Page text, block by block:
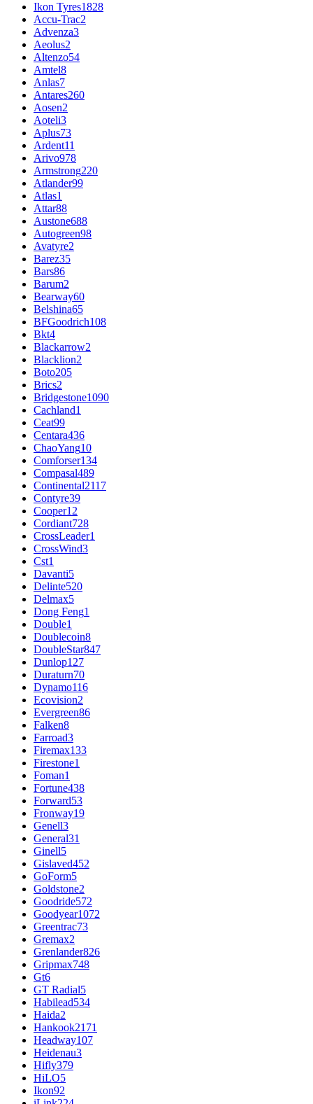
Ikon Tyres1828
Accu-Trac2
Advenza3
Aeolus2
Altenzo54
Amtel8
Anlas7
Antares260
Aosen2
Aoteli3
Aplus73
Ardent11
Arivo978
Armstrong220
Atlander99
Atlas1
Attar88
Austone688
Autogreen98
Avatyre2
Barez35
Bars86
Barum2
Bearway60
Belshina65
BFGoodrich108
Bkt4
Blackarrow2
Blacklion2
Boto205
Brics2
Bridgestone1090
Cachland1
Ceat99
Centara436
ChaoYang10
Comforser134
Compasal489
Continental2117
Contyre39
Cooper12
Cordiant728
CrossLeader1
CrossWind3
Cst1
Davanti5
Delinte520
Delmax5
Dong Feng1
Double1
Doublecoin8
DoubleStar847
Dunlop127
Duraturn70
Dynamo116
Ecovision2
Evergreen86
Falken8
Farroad3
Firemax133
Firestone1
Foman1
Fortune438
Forward53
Fronway19
Genell3
General31
Ginell5
Gislaved452
GoForm5
Goldstone2
Goodride572
Goodyear1072
Greentrac73
Gremax2
Grenlander826
Gripmax748
Gt6
GT Radial5
Habilead534
Haida2
Hankook2171
Headway107
Heidenau3
Hifly379
HiLO5
Ikon92